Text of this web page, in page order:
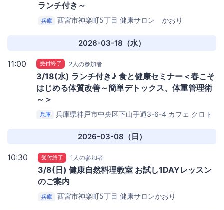
ランチ付き～
兵庫 西宮市神楽町5丁目 健康サロン かおり
2026-03-18（水）
11:00 受付終了 2人の参加者
3/18(水) ランチ付き♪ 食と健康セミナー＜春こそ
はじめる体質改善～簡単デトックス、体重管理術
～＞
兵庫 兵庫県神戸市中央区下山手通3-6-4 カフェ クロト
2026-03-08（日）
10:30 受付終了 1人の参加者
3/8(日) 健康自然料理教室 お試し1DAYレッスン
のご案内
兵庫 西宮市神楽町5丁目 健康サロンかおり